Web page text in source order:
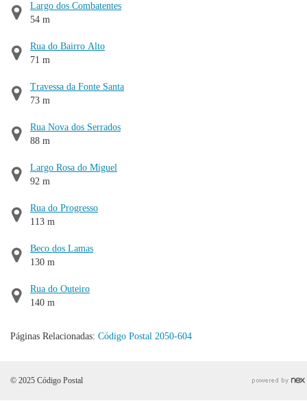
Largo dos Combatentes
54 m
Rua do Bairro Alto
71 m
Travessa da Fonte Santa
73 m
Rua Nova dos Serrados
88 m
Largo Rosa do Miguel
92 m
Rua do Progresso
113 m
Beco dos Lamas
130 m
Rua do Outeiro
140 m
Páginas Relacionadas: Código Postal 2050-604
© 2025 Código Postal